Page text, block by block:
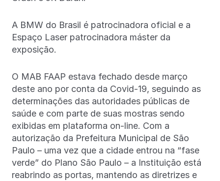
A BMW do Brasil é patrocinadora oficial e a
Espaço Laser patrocinadora máster da
exposição.
O MAB FAAP estava fechado desde março
deste ano por conta da Covid-19, seguindo as
determinações das autoridades públicas de
saúde e com parte de suas mostras sendo
exibidas em plataforma on-line. Com a
autorização da Prefeitura Municipal de São
Paulo – uma vez que a cidade entrou na “fase
verde” do Plano São Paulo – a Instituição está
reabrindo as portas, mantendo as diretrizes e